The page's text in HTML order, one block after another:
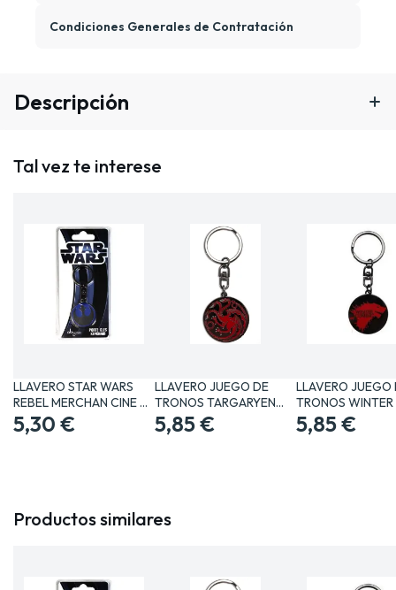
Condiciones Generales de Contratación
Descripción
Tal vez te interese
LLAVERO STAR WARS
REBEL MERCHAN CINE Y
TV…
5,30 €
LLAVERO JUEGO DE
TRONOS TARGARYEN
MERCHAN…
5,85 €
LLAVERO JUEGO
TRONOS WINTER
COMING…
5,85 €
Productos similares